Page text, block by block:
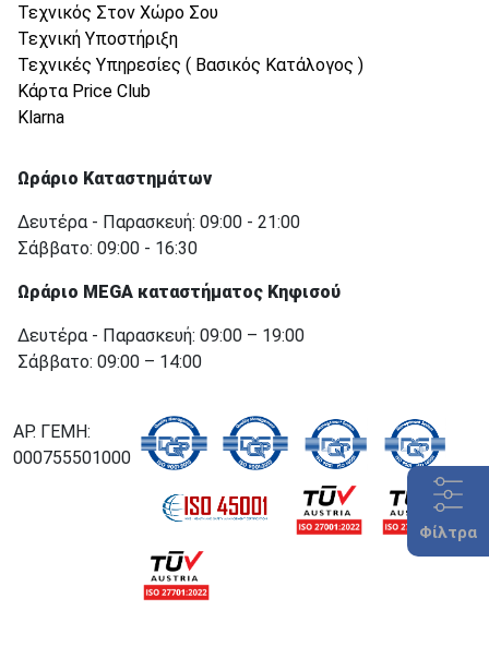
Φίλτρα
Τεχνικός Στον Χώρο Σου
Τεχνική Υποστήριξη
Τεχνικές Υπηρεσίες ( Βασικός Κατάλογος )
Κάρτα Price Club
Klarna
Ωράριο Καταστημάτων
Δευτέρα - Παρασκευή: 09:00 - 21:00
Σάββατο: 09:00 - 16:30
Ωράριο MEGA καταστήματος Κηφισού
Δευτέρα - Παρασκευή: 09:00 – 19:00
Σάββατο: 09:00 – 14:00
ΑΡ. ΓΕΜΗ:
000755501000